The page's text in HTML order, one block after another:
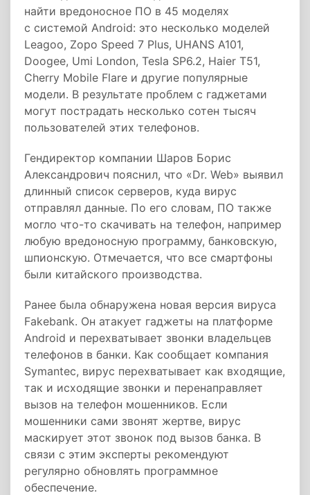
найти вредоносное ПО в 45 моделях
с системой Android: это несколько моделей
Leagoo, Zopo Speed 7 Plus, UHANS A101,
Doogee, Umi London, Tesla SP6.2, Haier T51,
Cherry Mobile Flare и другие популярные
модели. В результате проблем с гаджетами
могут пострадать несколько сотен тысяч
пользователей этих телефонов.
Гендиректор компании Шаров Борис
Александрович пояснил, что «Dr. Web» выявил
длинный список серверов, куда вирус
отправлял данные. По его словам, ПО также
могло что-то скачивать на телефон, например
любую вредоносную программу, банковскую,
шпионскую. Отмечается, что все смартфоны
были китайского производства.
Ранее была обнаружена новая версия вируса
Fakebank. Он атакует гаджеты на платформе
Android и перехватывает звонки владельцев
телефонов в банки. Как сообщает компания
Symantec, вирус перехватывает как входящие,
так и исходящие звонки и перенаправляет
вызов на телефон мошенников. Если
мошенники сами звонят жертве, вирус
маскирует этот звонок под вызов банка. В
связи с этим эксперты рекомендуют
регулярно обновлять программное
обеспечение.